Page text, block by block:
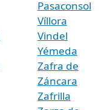
Pasaconsol
Víllora
Vindel
Yémeda
Zafra de
Záncara
Zafrilla